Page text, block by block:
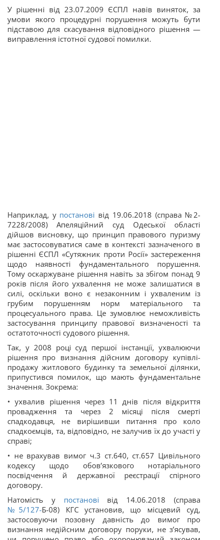
У рішенні від 23.07.2009 ЄСПЛ навів виняток, за
умови якого процедурні порушення можуть бути
підставою для скасування відповідного рішення —
виправлення істотної судової помилки.
Наприклад, у постанові від 19.06.2018 (справа №2-
7228/2008) Апеляційний суд Одеської області
дійшов висновку, що принцип правового пуризму
має застосовуватися саме в контексті зазначеного в
рішенні ЄСПЛ «Сутяжник проти Росії» застереження
щодо наявності фундаментального порушення.
Тому оскаржуване рішення навіть за збігом понад 9
років після його ухвалення не може залишатися в
силі, оскільки воно є незаконним і ухваленим із
грубим порушенням норм матеріального та
процесуального права. Це зумовлює неможливість
застосування принципу правової визначеності та
остатоточності судового рішення.
Так, у 2008 році суд першої інстанції, ухвалюючи
рішення про визнання дійсним договору купівлі-
продажу житлового будинку та земельної ділянки,
припустився помилок, що мають фундаментальне
значення. Зокрема:
• ухвалив рішення через 11 днів після відкриття
провадження та через 2 місяці після смерті
спадкодавця, не вирішивши питання про коло
спадкоємців, та, відповідно, не залучив їх до участі у
справі;
• не врахував вимог ч.3 ст.640, ст.657 Цивільного
кодексу щодо обов’язкового нотаріального
посвідчення й державної реєстрації спірного
договору.
Натомість у постанові від 14.06.2018 (справа
№5/127-Б-08) КГС установив, що місцевий суд,
застосовуючи позовну давність до вимог про
визнання недійсним договору поруки, не з’ясував,